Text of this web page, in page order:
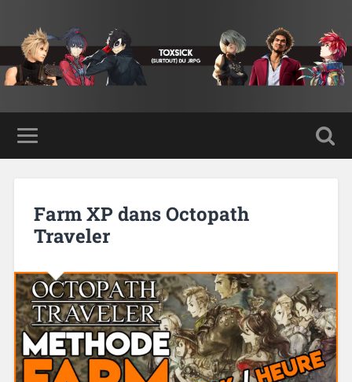
Farm XP dans Octopath
Traveler